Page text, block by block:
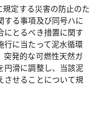
定する災害の防止のた
する事項及び同号ハに
にとるべき措置に関す
行に当たって泥水循環
突発的な可燃性天然ガ
円滑に調整し、当該泥
させることについて規